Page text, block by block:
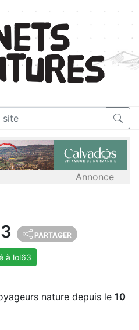
Annonce
PARTAGER
à lol63
nature depuis le 10